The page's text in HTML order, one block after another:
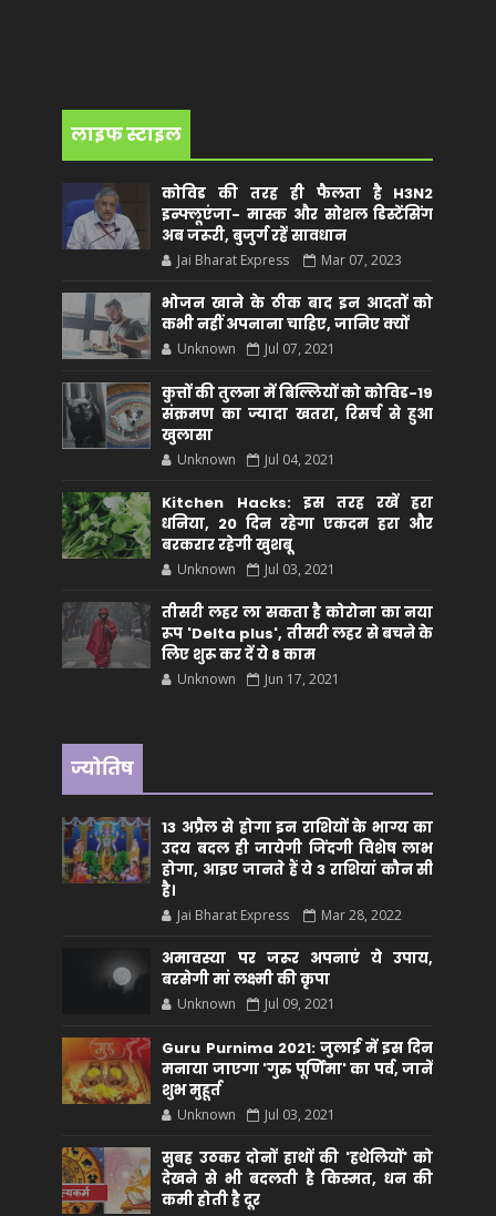
लाइफ स्टाइल
कोविड की तरह ही फैलता है H3N2
इन्फ्लूएंजा- मास्क और सोशल डिस्टेंसिंग
अब जरूरी, बुजुर्ग रहें सावधान
Jai Bharat Express Mar 07, 2023
भोजन खाने के ठीक बाद इन आदतों को
कभी नहीं अपनाना चाहिए, जानिए क्यों
Unknown Jul 07, 2021
कुत्तों की तुलना में बिल्लियों को कोविड-19
संक्रमण का ज्यादा खतरा, रिसर्च से हुआ
खुलासा
Unknown Jul 04, 2021
Kitchen Hacks: इस तरह रखें हरा
धनिया, 20 दिन रहेगा एकदम हरा और
बरकरार रहेगी खुशबू
Unknown Jul 03, 2021
तीसरी लहर ला सकता है कोरोना का नया
रूप 'Delta plus', तीसरी लहर से बचने के
लिए शुरू कर दें ये 8 काम
Unknown Jun 17, 2021
ज्योतिष
13 अप्रैल से होगा इन राशियों के भाग्य का
उदय बदल ही जायेगी जिंदगी विशेष लाभ
होगा, आइए जानते हैं ये 3 राशियां कौन सीं
है।
Jai Bharat Express Mar 28, 2022
अमावस्या पर जरूर अपनाएं ये उपाय,
बरसेगी मां लक्ष्मी की कृपा
Unknown Jul 09, 2021
Guru Purnima 2021: जुलाई में इस दिन
मनाया जाएगा 'गुरु पूर्णिमा' का पर्व, जानें
शुभ मुहूर्त
Unknown Jul 03, 2021
सुबह उठकर दोनों हाथों की 'हथेलियों' को
देखने से भी बदलती है किस्मत, धन की
कमी होती है दूर